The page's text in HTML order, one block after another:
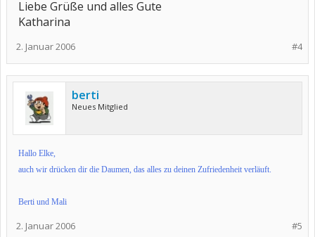
Liebe Grüße und alles Gute
Katharina
#4
2. Januar 2006
berti
Neues Mitglied
Hallo Elke,
auch wir drücken dir die Daumen, das alles zu deinen Zufriedenheit verläuft.
Berti und Mali
#5
2. Januar 2006